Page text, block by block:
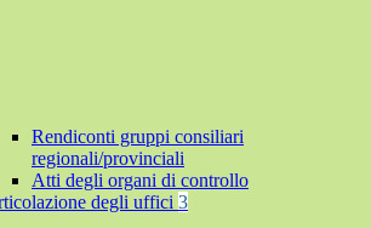
Rendiconti gruppi consiliari
regionali/provinciali
Atti degli organi di controllo
degli uffici 3